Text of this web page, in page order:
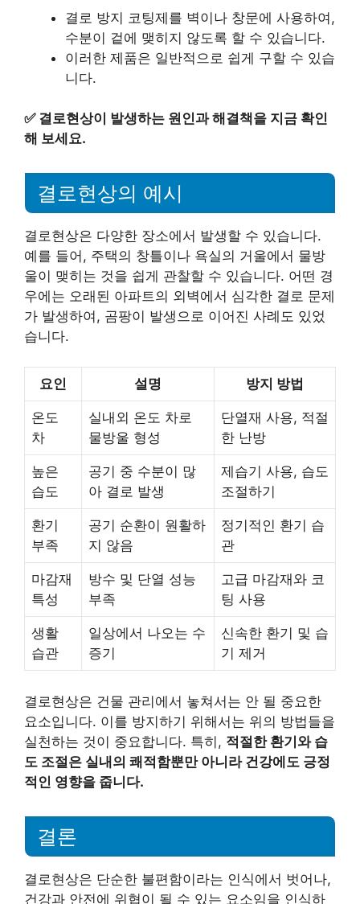
결로 방지 코팅제를 벽이나 창문에 사용하여,
수분이 겉에 맺히지 않도록 할 수 있습니다.
이러한 제품은 일반적으로 쉽게 구할 수 있습
니다.
✅ 결로현상이 발생하는 원인과 해결책을 지금 확인
해 보세요.
결로현상의 예시
결로현상은 다양한 장소에서 발생할 수 있습니다.
예를 들어, 주택의 창틀이나 욕실의 거울에서 물방
울이 맺히는 것을 쉽게 관찰할 수 있습니다. 어떤 경
우에는 오래된 아파트의 외벽에서 심각한 결로 문제
가 발생하여, 곰팡이 발생으로 이어진 사례도 있었
습니다.
요인 설명 방지 방법
온도
차
실내외 온도 차로
물방울 형성
단열재 사용, 적절
한 난방
높은
습도
공기 중 수분이 많
아 결로 발생
제습기 사용, 습도
조절하기
환기
부족
공기 순환이 원활하
지 않음
정기적인 환기 습
관
마감재
특성
방수 및 단열 성능
부족
고급 마감재와 코
팅 사용
생활
습관
일상에서 나오는 수
증기
신속한 환기 및 습
기 제거
결로현상은 건물 관리에서 놓쳐서는 안 될 중요한
요소입니다. 이를 방지하기 위해서는 위의 방법들을
실천하는 것이 중요합니다. 특히, 적절한 환기와 습
도 조절은 실내의 쾌적함뿐만 아니라 건강에도 긍정
적인 영향을 줍니다.
결론
결로현상은 단순한 불편함이라는 인식에서 벗어나,
건강과 안전에 위협이 될 수 있는 요소임을 인식하